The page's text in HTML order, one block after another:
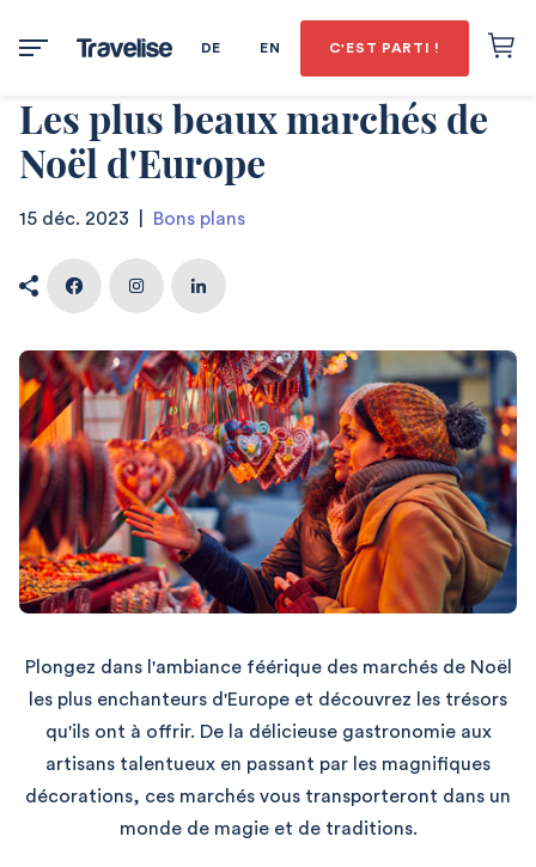
DE EN C'EST PARTI !
Les plus beaux marchés de
Noël d'Europe
15 déc. 2023 Bons plans
Plongez dans l'ambiance féérique des marchés de Noël
les plus enchanteurs d'Europe et découvrez les trésors
qu'ils ont à offrir. De la délicieuse gastronomie aux
artisans talentueux en passant par les magnifiques
décorations, ces marchés vous transporteront dans un
monde de magie et de traditions.